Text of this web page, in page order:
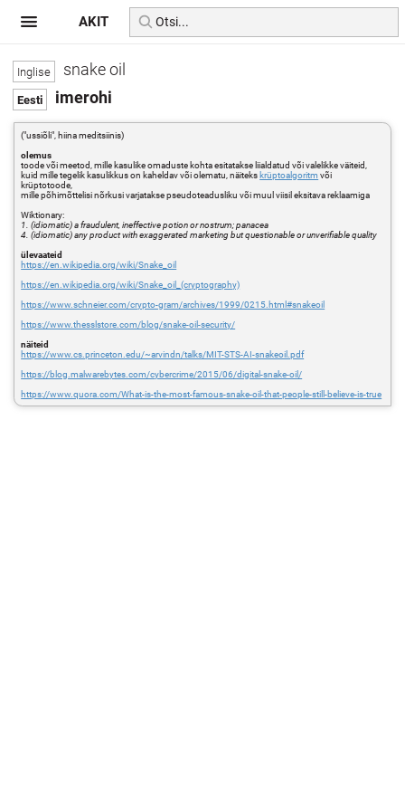
snake oil
imerohi
("ussiõli", hiina meditsiinis)
olemus
toode või meetod, mille kasulike omaduste kohta esitatakse liialdatud või valelikke väiteid,
kuid mille tegelik kasulikkus on kaheldav või olematu, näiteks krüptoalgoritm või
krüptotoode,
mille põhimõttelisi nõrkusi varjatakse pseudoteadusliku või muul viisil eksitava reklaamiga
Wiktionary:
1. (idiomatic) a fraudulent, ineffective potion or nostrum; panacea
4. (idiomatic) any product with exaggerated marketing but questionable or unverifiable quality
ülevaateid
https://en.wikipedia.org/wiki/Snake_oil
https://en.wikipedia.org/wiki/Snake_oil_(cryptography)
https://www.schneier.com/crypto-gram/archives/1999/0215.html#snakeoil
https://www.thesslstore.com/blog/snake-oil-security/
näiteid
https://www.cs.princeton.edu/~arvindn/talks/MIT-STS-AI-snakeoil.pdf
https://blog.malwarebytes.com/cybercrime/2015/06/digital-snake-oil/
https://www.quora.com/What-is-the-most-famous-snake-oil-that-people-still-believe-is-true
AKIT